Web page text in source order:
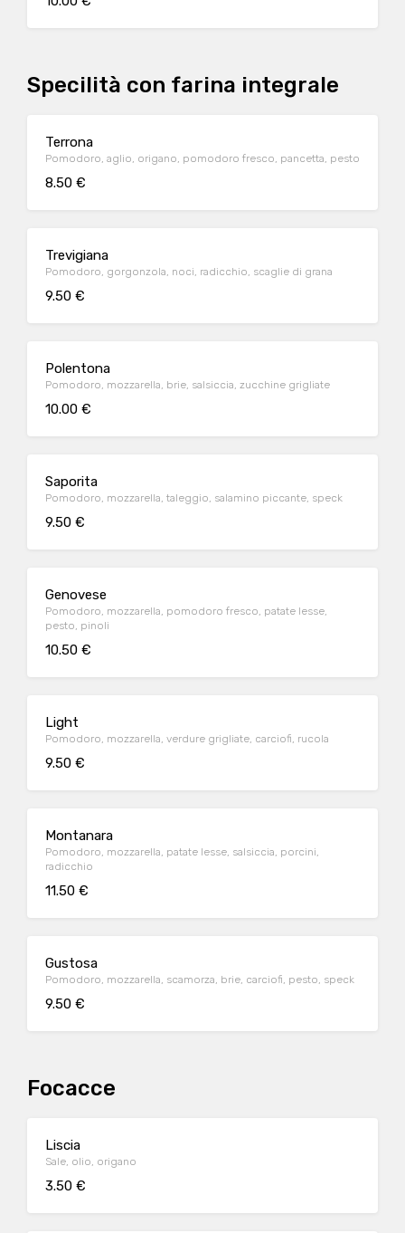
Specilità con farina integrale
Terrona
Pomodoro, aglio, origano, pomodoro fresco, pancetta, pesto
8.50 €
Trevigiana
Pomodoro, gorgonzola, noci, radicchio, scaglie di grana
9.50 €
Polentona
Pomodoro, mozzarella, brie, salsiccia, zucchine grigliate
10.00 €
Saporita
Pomodoro, mozzarella, taleggio, salamino piccante, speck
9.50 €
Genovese
Pomodoro, mozzarella, pomodoro fresco, patate lesse,
pesto, pinoli
10.50 €
Light
Pomodoro, mozzarella, verdure grigliate, carciofi, rucola
9.50 €
Montanara
Pomodoro, mozzarella, patate lesse, salsiccia, porcini,
radicchio
11.50 €
Gustosa
Pomodoro, mozzarella, scamorza, brie, carciofi, pesto, speck
9.50 €
Focacce
Liscia
Sale, olio, origano
3.50 €